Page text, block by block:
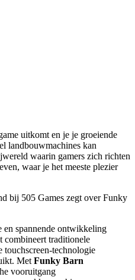
uitkomt en je je groeiende
landbouwmachines kan
waarin gamers zich richten
waar je het meeste plezier
bij 505 Games zegt over Funky
spannende ontwikkeling
combineert traditionele
touchscreen-technologie
Met Funky Barn
vooruitgang